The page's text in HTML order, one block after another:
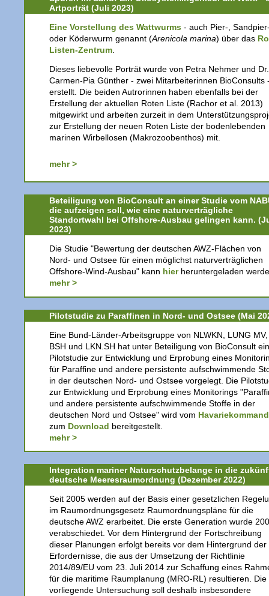
Artporträt (Juli 2023)
Eine Vorstellung des Wattwurms - auch Pier-,
oder Köderwurm genannt (Arenicola marina) über das
Listen-Zentrum
Dieses liebevolle Porträt wurde von Petra Nehmer und Dr.
Carmen-Pia Günther - zwei Mitarbeiterinnen BioConsults
erstellt. Die beiden Autrorinnen haben ebenfalls bei der
Erstellung der aktuellen Roten Liste (Rachor et al. 2013)
mitgewirkt und arbeiten zurzeit in dem
zur Erstellung der neuen Roten Liste der bodenlebenden
marinen Wirbellosen (Makrozoobenthos) mit.
mehr >
Beteiligung von BioConsult an einer Studie vom
die aufzeigen soll, wie eine naturverträgliche
Standortwahl bei Offshore-Ausbau gelingen kann.
2023)
Die Studie "Bewertung der deutschen AWZ-Flächen von
Nord- und Ostsee für einen möglichst naturverträglichen
Offshore-Wind-Ausbau" kann hierheruntergeladen
mehr >
Pilotstudie zu Paraffinen in Nord- und Ostsee (Mai
Eine Bund-Länder-Arbeitsgruppe von NLWKN, LUNG MV,
BSH und LKN.SH hat unter Beteiligung von BioConsult
Pilotstudie zur Entwicklung und Erprobung eines
für Paraffine und andere persistente aufschwimmende
in der deutschen Nord- und Ostsee vorgelegt. Die
zur Entwicklung und Erprobung eines Monitorings
und andere persistente aufschwimmende Stoffe in der
deutschen Nord und Ostsee" wird vom
zum Download bereitgestellt.
mehr >
Integration mariner Naturschutzbelange in die
deutsche Meeresraumordnung (Dezember 2022)
Seit 2005 werden auf der Basis einer gesetzlichen
im Raumordnungsgesetz Raumordnungspläne für die
deutsche AWZ erarbeitet. Die erste Generation wurde
verabschiedet. Vor dem Hintergrund der Fortschreibung
dieser Planungen erfolgt bereits vor dem Hintergrund der
Erfordernisse, die aus der Umsetzung der Richtlinie
2014/89/EU vom 23. Juli 2014 zur Schaffung eines
für die maritime Raumplanung (MRO-RL) resultieren. Die
vorliegende Untersuchung soll deshalb insbesondere